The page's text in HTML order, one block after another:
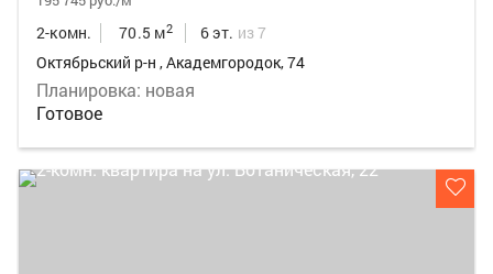
2-комн. 70.5 м2 6 эт. из 7
Октябрьский р-н , Академгородок, 74
Планировка: новая
Готовое